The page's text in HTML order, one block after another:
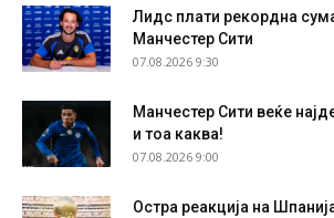
Лидс плати рекордна
Манчестер Сити
07.08.2026 9:30
Манчестер Сити веќе
и тоа каква!
07.08.2026 9:00
Остра реакција на